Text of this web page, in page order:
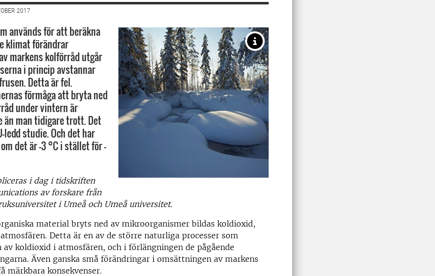
2017
används för att beräkna
klimat förändrar
markens kolförråd utgår
i princip avstannar
Detta är fel.
förmåga att bryta ned
under vintern är
än man tidigare trott. Det
ledd studie. Och det har
det är –3 °C i stället för –
i dag i tidskriften
av forskare från
i Umeå och Umeå universitet.
material bryts ned av mikroorganismer bildas koldioxid,
Detta är en av de större naturliga processer som
av koldioxid i atmosfären, och i förlängningen de pågående
Även ganska små förändringar i omsättningen av markens
märkbara konsekvenser.